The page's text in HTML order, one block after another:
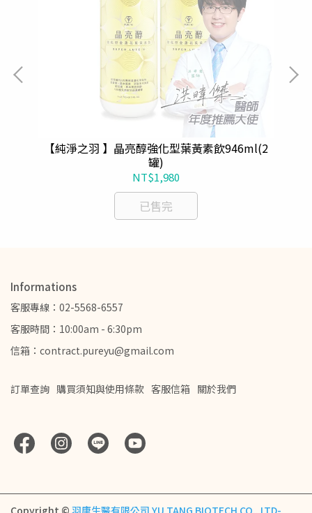
【純淨之羽 】晶亮醇強化型葉黃素飲946ml(2
罐)
NT$1,980
已售完
Informations
客服專線：02-5568-6557
客服時間：10:00am - 6:30pm
信箱：contract.pureyu@gmail.com
訂單查詢 購買須知與使用條款 客服信箱 關於我們
Copyright © 羽唐生醫有限公司 YU TANG BIOTECH CO., LTD-